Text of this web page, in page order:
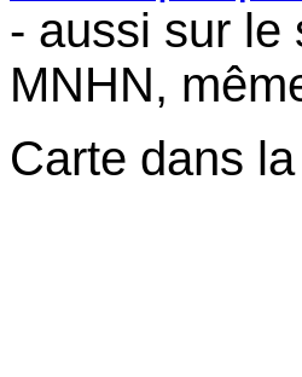
- aussi sur le
MNHN,
Carte dans